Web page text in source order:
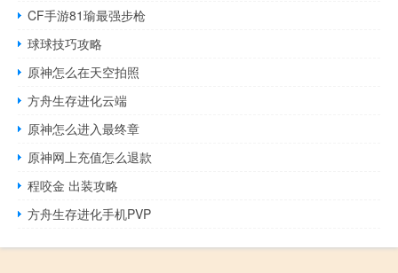
CF手游81瑜最强步枪
球球技巧攻略
原神怎么在天空拍照
方舟生存进化云端
原神怎么进入最终章
原神网上充值怎么退款
程咬金 出装攻略
方舟生存进化手机PVP